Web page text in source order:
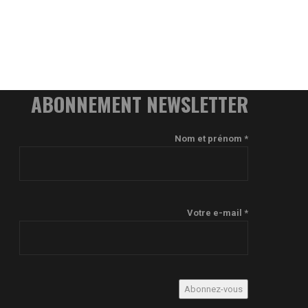
ABONNEMENT NEWSLETTER
Nom et prénom *
Votre e-mail *